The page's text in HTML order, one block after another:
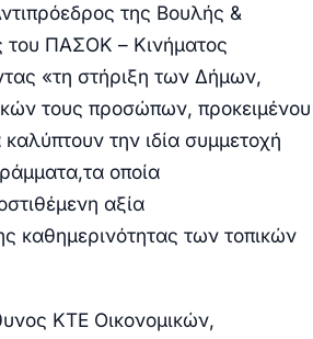
της Βουλής &
του ΠΑΣΟΚ – Κινήματος
«τη στήριξη των Δήμων,
τους προσώπων, προκειμένου
την ιδία συμμετοχή
οποία
αξία
καθημερινότητας των τοπικών
ΚΤΕ Οικονομικών,